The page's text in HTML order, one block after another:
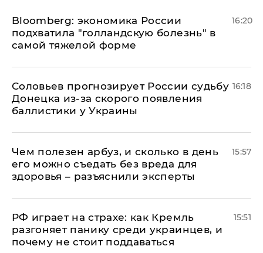
Bloomberg: экономика России
подхватила "голландскую болезнь" в
самой тяжелой форме
16:20
Соловьев прогнозирует России судьбу
Донецка из-за скорого появления
баллистики у Украины
16:18
Чем полезен арбуз, и сколько в день
его можно съедать без вреда для
здоровья – разъяснили эксперты
15:57
РФ играет на страхе: как Кремль
разгоняет панику среди украинцев, и
почему не стоит поддаваться
15:51